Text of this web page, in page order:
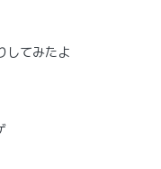
してみたよ